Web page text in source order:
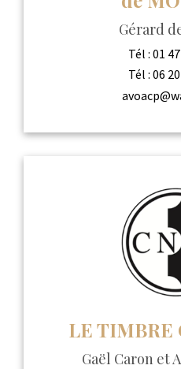
Gérard
Tél : 01
Tél : 06
LE TIMBRE
Gaël Caron et